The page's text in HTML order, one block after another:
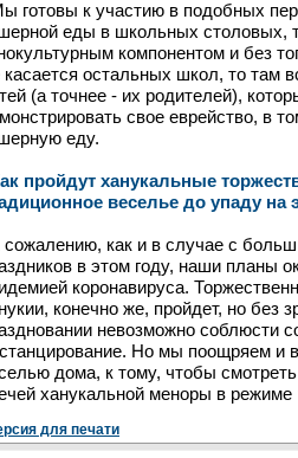
готовы к участию в подобных
еды в школьных столовых,
компонентом и без
остальных школ, то там
(а точнее - их родителей),
свое еврейство, в
еду.
пройдут ханукальные
веселье до упаду на
сожалению, как и в случае с
в этом году, наши планы
коронавируса.
конечно же, пройдет, но без
невозможно соблюсти
Но мы поощряем и
дома, к тому, чтобы
ханукальной меноры в режиме
для печати